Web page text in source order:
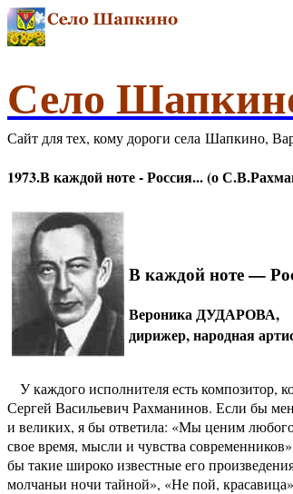
Село
Сайт для тех, кому дороги села Шапкино,
1973.В каждой ноте - Россия... (о
В каждой ноте —
Вероника ДУДАРОВА,
дирижер, народная
У каждого исполнителя есть композитор,
Сергей Васильевич Рахманинов. Если бы
и великих, я бы ответила: «Мы ценим любого
свое время, мысли и чувства
бы такие широко известные его
молчаньи ночи тайной», «Не пой,